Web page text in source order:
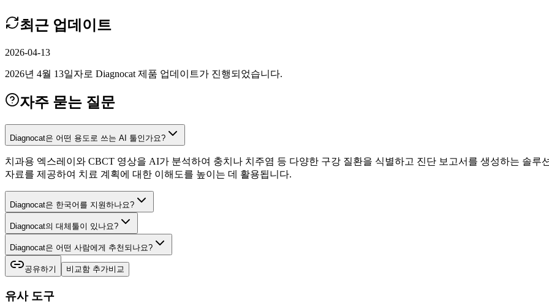
최근 업데이트
2026-04-13
2026년 4월 13일자로 Diagnocat 제품 업데이트가 진행되었습니다.
자주 묻는 질문
Diagnocat은 어떤 용도로 쓰는 AI 툴인가요?
치과용 엑스레이와 CBCT 영상을 AI가 분석하여 충치나 치주염 등 다양한 구강 질환을 식별하고 진단 보고서를 생성하는 솔
자료를 제공하여 치료 계획에 대한 이해도를 높이는 데 활용됩니다.
Diagnocat은 한국어를 지원하나요?
Diagnocat의 대체툴이 있나요?
Diagnocat은 어떤 사람에게 추천되나요?
공유하기 비교함 추가비교
유사 도구